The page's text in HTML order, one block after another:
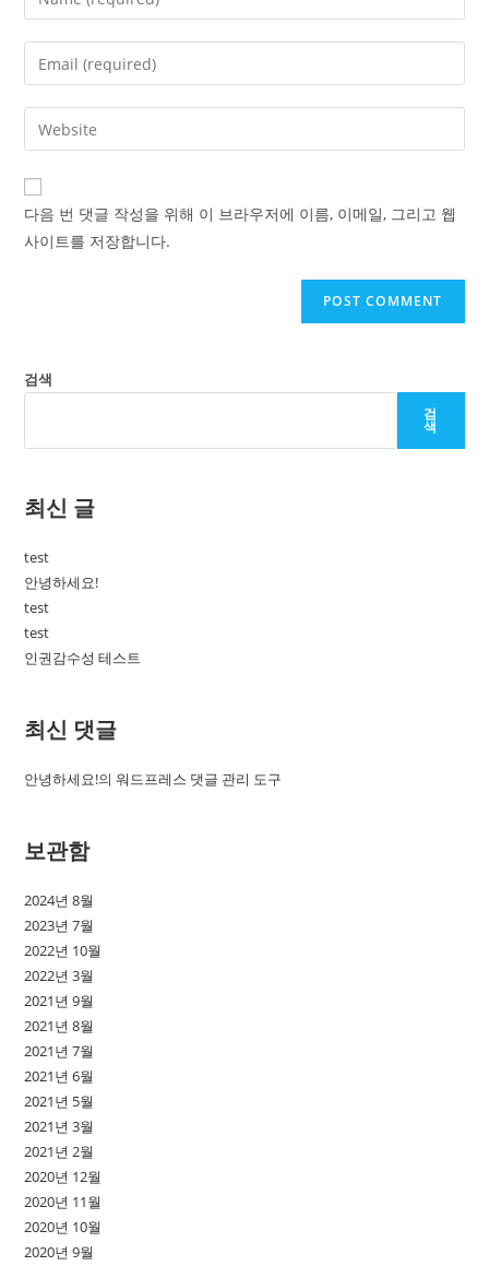
your
name
comment
Enter
your
email
address
comment
Enter
your
website
URL
(optional)
다음 번 댓글 작성을 위해 이 브라우저에 이름, 이메일, 그리고 웹
사이트를 저장합니다.
검색
검
색
최신 글
test
안녕하세요!
test
test
인권감수성 테스트
최신 댓글
안녕하세요!의워드프레스 댓글 관리 도구
보관함
2024년 8월
2023년 7월
2022년 10월
2022년 3월
2021년 9월
2021년 8월
2021년 7월
2021년 6월
2021년 5월
2021년 3월
2021년 2월
2020년 12월
2020년 11월
2020년 10월
2020년 9월